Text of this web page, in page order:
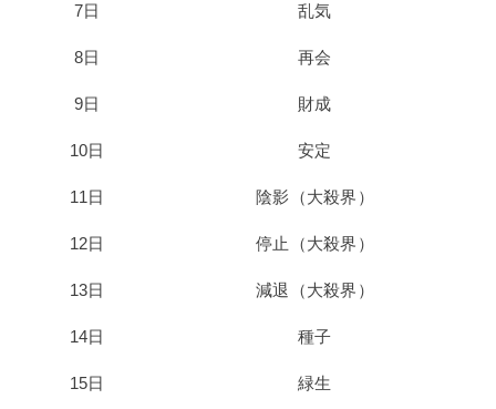
7日 乱気
8日 再会
9日 財成
10日 安定
11日 陰影（大殺界）
12日 停止（大殺界）
13日 減退（大殺界）
14日 種子
15日 緑生